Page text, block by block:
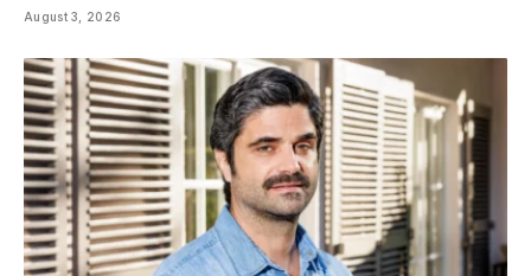
August 3, 2026